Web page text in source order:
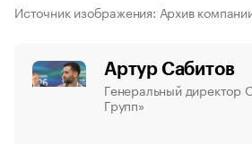
Источник изображения: Архив
Артур Сабитов
Генеральный
Групп»